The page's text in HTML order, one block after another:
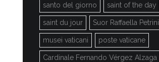
santo del giorno saint of the day
saint du jour Suor Raffaella Petrini
musei vaticani poste vaticane
Cardinale Fernando Vérgez Alzaga